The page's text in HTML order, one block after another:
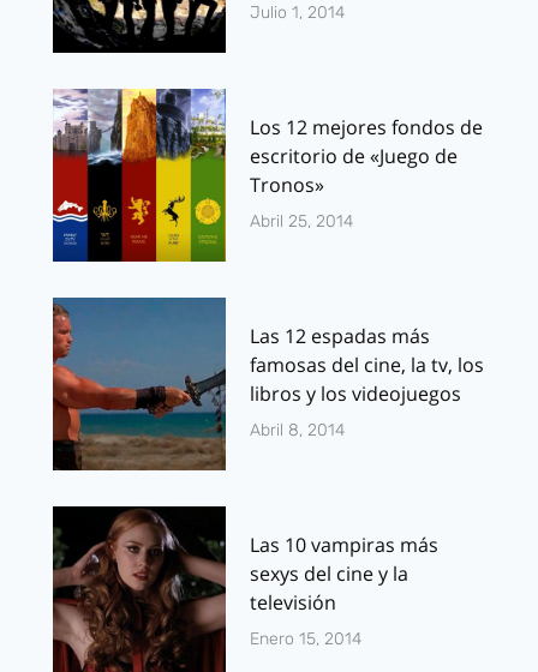
Julio 1, 2014
Los 12 mejores fondos de
escritorio de «Juego de
Tronos»
Abril 25, 2014
Las 12 espadas más
famosas del cine, la tv, los
libros y los videojuegos
Abril 8, 2014
Las 10 vampiras más
sexys del cine y la
televisión
Enero 15, 2014